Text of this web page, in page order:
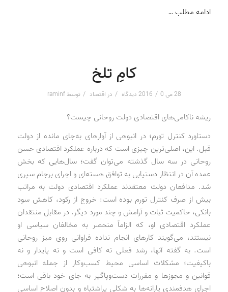
ادامه مطلب …
کامِ تلخ
28 می 2016 / 0 دیدگاه / در اقتصاد / توسطraminf
ریشه ناکامی‌های اقتصادی دولت روحانی چیست؟
دستاورد کنترل تورم؛ در انبوهی از آوارهای به‌جای مانده از دولت
قبل. این، اصلی‌ترین چیزی است که درباره عملکرد اقتصادی حسن
روحانی در سه سال گذشته می‌توان گفت؛ سال‌هایی که بخش
عمده آن در انتظار دستیابی به توافق هسته‌ای و اجرای برجام سپری
شد. مدافعان دولت معتقدند عملکرد اقتصادی دولت به مراتب
بیش از صرف کنترل تورم بوده است: خروج از رکود، کاهش سود
بانکی، حاکمیت ثبات و آرامش و چند مورد دیگر. در مقابل منتقدان
عملکرد اقتصادی او، که الزاماً‌ منحصر به مخالفان سیاسی او
نیستند، می‌گویند کارهای انجام نداده فراوانی روی میز روحانی
است. به گفته آنها، رشد فعلی نه کافی است و نه پایدار و نه
باکیفیت؛ مشکلات اساسی محیط کسب‌وکار از جمله انبوهی
قوانین و مجوزها و مقررات دست‌وپاگیر به جای خود باقی است؛
اجرای هدفمندی یارانه‌ها به شکلی پراشتباه و بدون اصلاح اساسی